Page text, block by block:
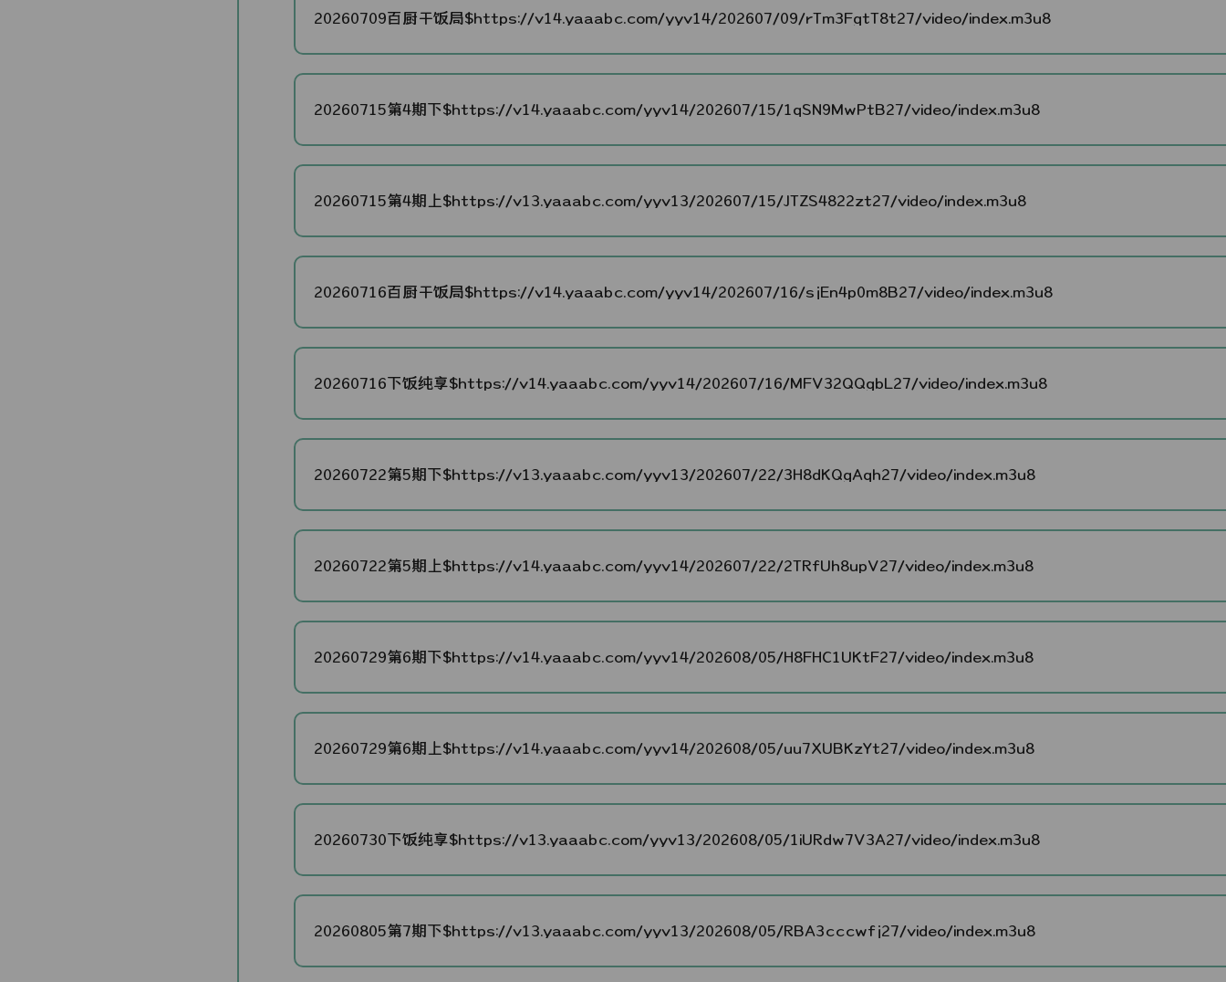
20260709百厨干饭局$https://v14.yaaabc.com/yyv14/202607/09/rTm3FgtT8t27/video/index.m3u8
20260715第4期下$https://v14.yaaabc.com/yyv14/202607/15/1qSN9MwPtB27/video/index.m3u8
20260715第4期上$https://v13.yaaabc.com/yyv13/202607/15/JTZS4822zt27/video/index.m3u8
20260716百厨干饭局$https://v14.yaaabc.com/yyv14/202607/16/sjEn4p0m8B27/video/index.m3u8
20260716下饭纯享$https://v14.yaaabc.com/yyv14/202607/16/MFV32QQgbL27/video/index.m3u8
20260722第5期下$https://v13.yaaabc.com/yyv13/202607/22/3H8dKQgAqh27/video/index.m3u8
20260722第5期上$https://v14.yaaabc.com/yyv14/202607/22/2TRfUh8upV27/video/index.m3u8
20260729第6期下$https://v14.yaaabc.com/yyv14/202608/05/H8FHC1UKtF27/video/index.m3u8
20260729第6期上$https://v14.yaaabc.com/yyv14/202608/05/uu7XUBKzYt27/video/index.m3u8
20260730下饭纯享$https://v13.yaaabc.com/yyv13/202608/05/1iURdw7V3A27/video/index.m3u8
20260805第7期下$https://v13.yaaabc.com/yyv13/202608/05/RBA3cccwfj27/video/index.m3u8